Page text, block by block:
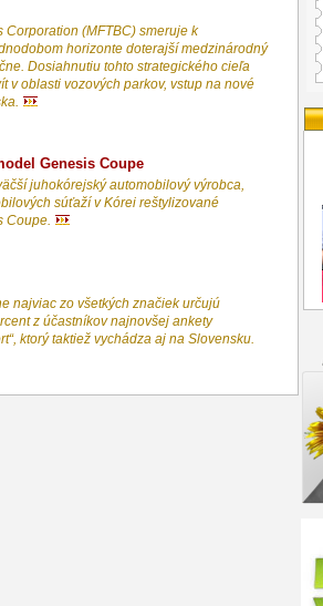
(MFTBC) smeruje k
horizonte doterajší medzinárodný
Dosiahnutiu tohto strategického cieľa
v oblasti vozových parkov, vstup na nové
Genesis Coupe
juhokórejský automobilový výrobca,
súťaží v Kórei reštylizované
Coupe.
najviac zo všetkých značiek určujú
z účastníkov najnovšej ankety
ktorý taktiež vychádza aj na Slovensku.